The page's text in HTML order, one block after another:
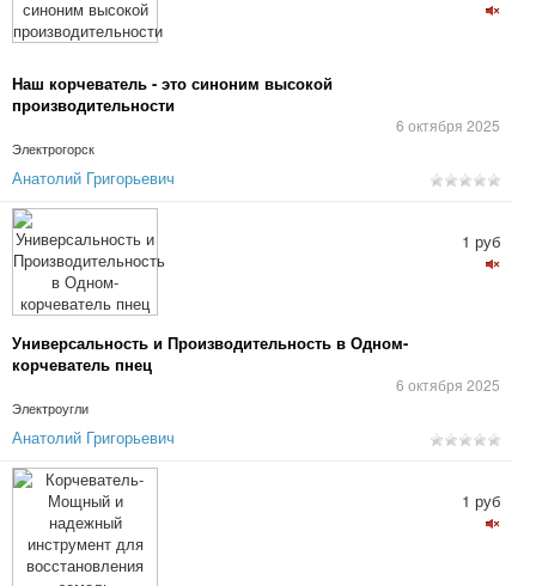
Наш корчеватель - это синоним высокой
производительности
6 октября 2025
Электрогорск
Анатолий Григорьевич
Универсальность и Производительность в Одном-
корчеватель пнец
6 октября 2025
Электроугли
1 руб
Анатолий Григорьевич
1 руб